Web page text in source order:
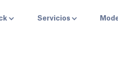
Servicios